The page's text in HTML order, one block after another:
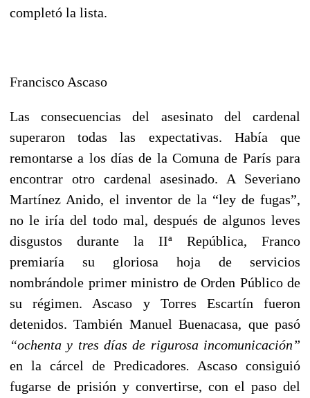
completó la lista.
Francisco Ascaso
Las consecuencias del asesinato del cardenal
superaron todas las expectativas. Había que
remontarse a los días de la Comuna de París para
encontrar otro cardenal asesinado. A Severiano
Martínez Anido, el inventor de la “ley de fugas”,
no le iría del todo mal, después de algunos leves
disgustos durante la IIª República, Franco
premiaría su gloriosa hoja de servicios
nombrándole primer ministro de Orden Público de
su régimen. Ascaso y Torres Escartín fueron
detenidos. También Manuel Buenacasa, que pasó
“ochenta y tres días de rigurosa incomunicación”
en la cárcel de Predicadores. Ascaso consiguió
fugarse de prisión y convertirse, con el paso del